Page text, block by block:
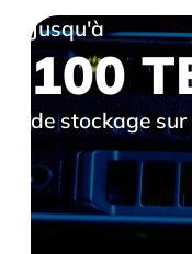
Jusqu'à
100
de stockage